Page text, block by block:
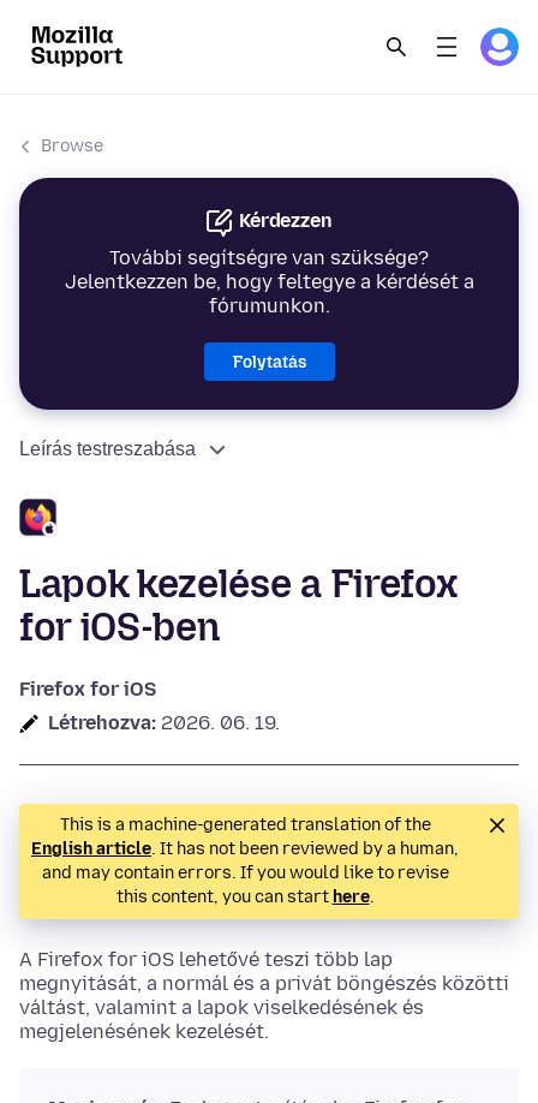
Browse
Kérdezzen
További segítségre van szüksége?
Jelentkezzen be, hogy feltegye a kérdését a
fórumunkon.
Folytatás
Leírás testreszabása
Lapok kezelése a Firefox
for iOS-ben
Firefox for iOS
Létrehozva: 2026. 06. 19.
This is a machine-generated translation of the
English article. It has not been reviewed by a human,
and may contain errors. If you would like to revise
this content, you can start here.
A Firefox for iOS lehetővé teszi több lap
megnyitását, a normál és a privát böngészés közötti
váltást, valamint a lapok viselkedésének és
megjelenésének kezelését.